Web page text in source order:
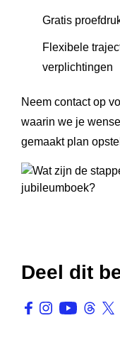
Gratis
Flexibele
verplichtingen
Neem contact op
waarin we je
gemaakt plan
Deel dit